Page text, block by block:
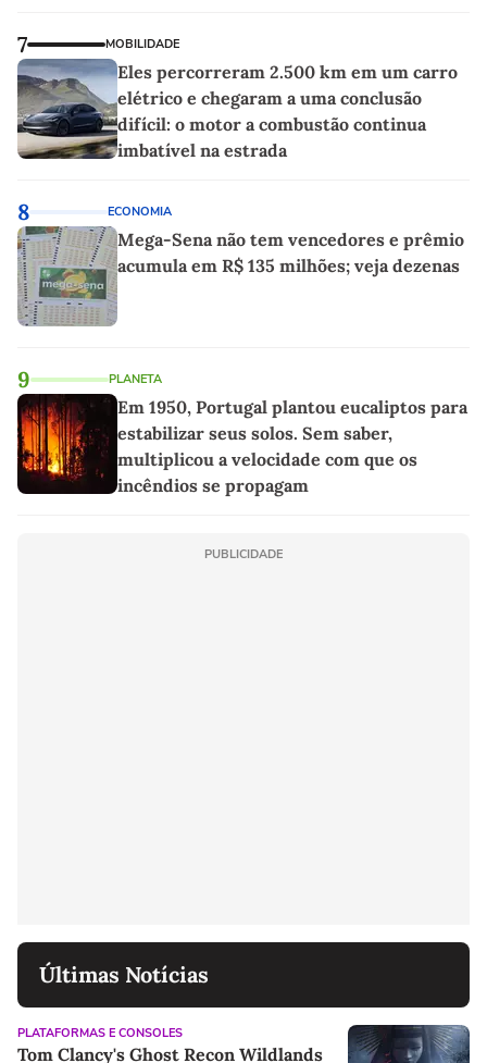
7 MOBILIDADE
Eles percorreram 2.500 km em um carro
elétrico e chegaram a uma conclusão
difícil: o motor a combustão continua
imbatível na estrada
8 ECONOMIA
Mega-Sena não tem vencedores e prêmio
acumula em R$ 135 milhões; veja dezenas
9 PLANETA
Em 1950, Portugal plantou eucaliptos para
estabilizar seus solos. Sem saber,
multiplicou a velocidade com que os
incêndios se propagam
PUBLICIDADE
Últimas Notícias
PLATAFORMAS E CONSOLES
Tom Clancy's Ghost Recon Wildlands